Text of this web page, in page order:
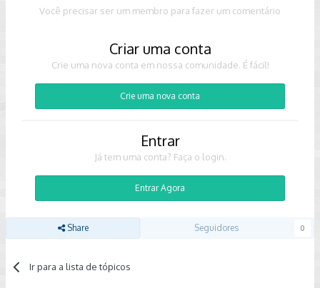
Você precisar ser um membro para fazer um comentário
Criar uma conta
Crie uma nova conta em nossa comunidade. É fácil!
Crie uma nova conta
Entrar
Já tem uma conta? Faça o login.
Entrar Agora
Share Seguidores 0
Ir para a lista de tópicos